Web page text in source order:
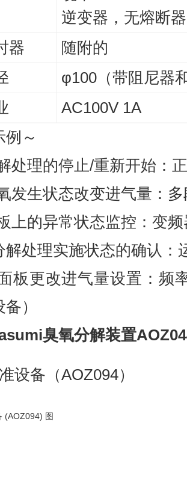
逆变器，无熔断器
器
随附的
φ100（带阻尼器
AC100V 1A
例～
处理的停止/重新开始：
发生状态改变进气量：
上的异常状态监控：变
解处理实施状态的确认：
板更改进气量设置：频
）
臭氧分解装置
设备（AOZ094）